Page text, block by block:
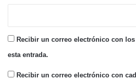
Recibir un correo electrónico con
esta entrada.
Recibir un correo electrónico con